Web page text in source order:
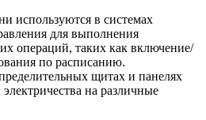
используются в системах
для выполнения
операций, таких как включение/
по расписанию.
щитах и панелях
на различные